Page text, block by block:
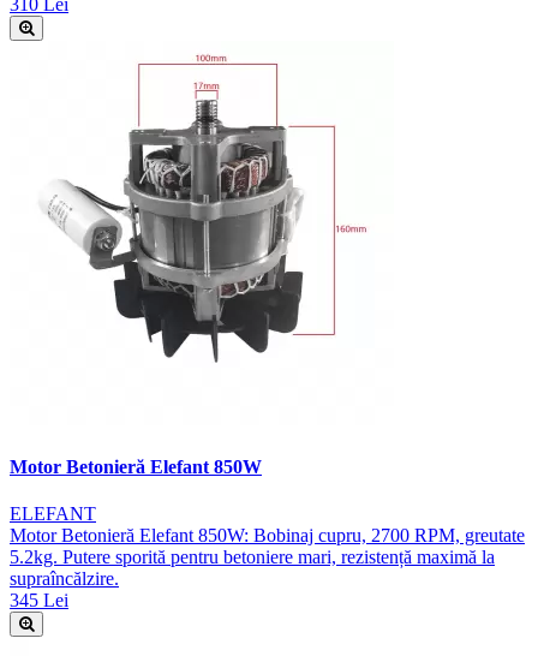
310 Lei
Motor Betonieră Elefant 850W
ELEFANT
Motor Betonieră Elefant 850W: Bobinaj cupru, 2700 RPM, greutate
5.2kg. Putere sporită pentru betoniere mari, rezistență maximă la
supraîncălzire.
345 Lei